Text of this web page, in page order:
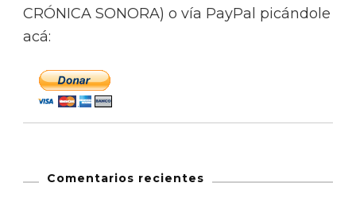
CRÓNICA SONORA) o vía PayPal picándole
acá:
Comentarios recientes